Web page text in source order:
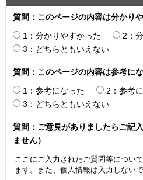
質問：このページの内容は分かり
1：分かりやすかった
2：
3：どちらともいえない
質問：このページの内容は参考に
1：参考になった
2：参考
3：どちらともいえない
質問：ご意見がありましたらご記
ません）